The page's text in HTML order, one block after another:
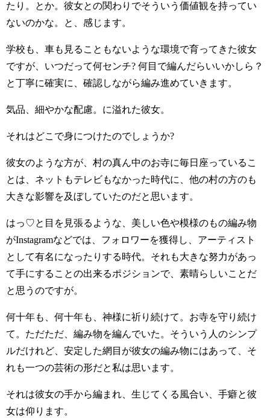
たり。とか。彼女との関わりでそういう価値観を持ってい
ないのかな。と、感じます。
学校も、車も見ることもないような環境で育ってきた彼女
ですが、いつだって何センチ? 何目で編んだらいいかしら？
と丁寧に確実に、確認しながら編み進めていきます。
気品、細やかな配慮。に溢れた彼女。
それはどこで身につけたのでしょうか?
彼女のような方が、村の真ん中のお寺に毎日座っているこ
とは、ネットもテレビもなかった時代に、他の村の方のも
大きな影響を及ぼしていたのだと思います。
はっ♡と目を見張るような、美しい色や模様のもの編み物
がInstagramなどでは、フォロワーを獲得し、アーティスト
として有名になったりする時代。それも大きな努力があっ
て手にすることの出来るポジションで、素晴らしいことだ
と思うのですが。
何十年も、何十年も、神様に祈り続けて。お寺を守り続け
て。ただただ、編み物を編んでいた。そういう人のシンプ
ルだけれど、安定した網目が彼女の編み物にはあって、そ
れも一つの芸術の形だと私は思います。
それは彼女の手から編まれ、生じてくる風合い、手癖と彼
女は仰ります。